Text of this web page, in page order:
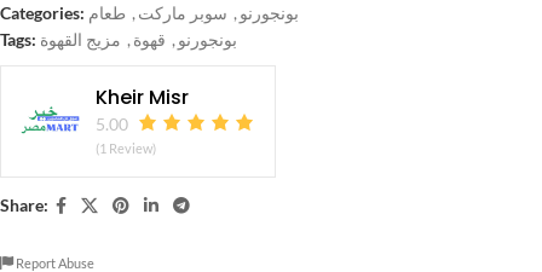
Categories: بونجورنو , سوبر ماركت , طعام
Tags:
بونجورنو , قهوة , مزيج القهوة
Kheir Misr
5.00
(1 Review)
Share:
Report Abuse